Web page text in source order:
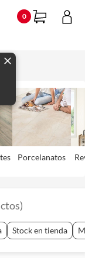
0
Porcelanatos
)
Stock en tienda